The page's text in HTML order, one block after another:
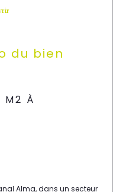
du bien
M2 À